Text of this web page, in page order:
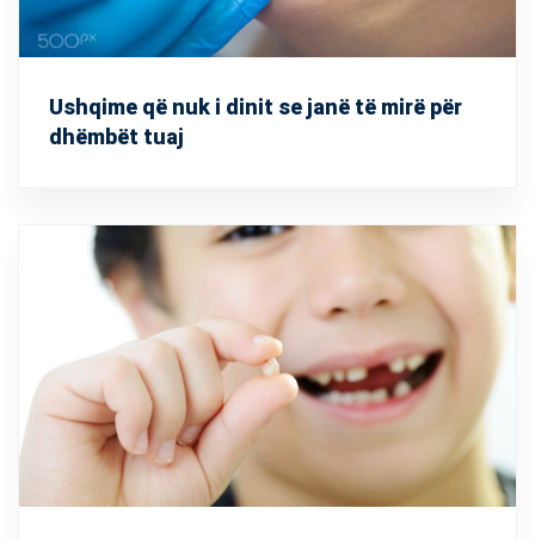
Ushqime që nuk i dinit se janë të mirë për
dhëmbët tuaj